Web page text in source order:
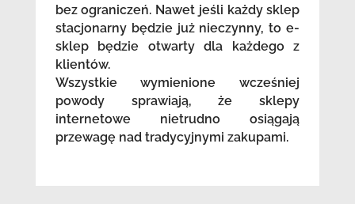
bez ograniczeń. Nawet jeśli każdy sklep
stacjonarny będzie już nieczynny, to e-
sklep będzie otwarty dla każdego z
klientów.
Wszystkie wymienione wcześniej
powody sprawiają, że sklepy
internetowe nietrudno osiągają
przewagę nad tradycyjnymi zakupami.